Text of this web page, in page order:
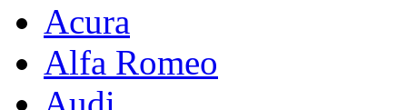
Acura
Alfa Romeo